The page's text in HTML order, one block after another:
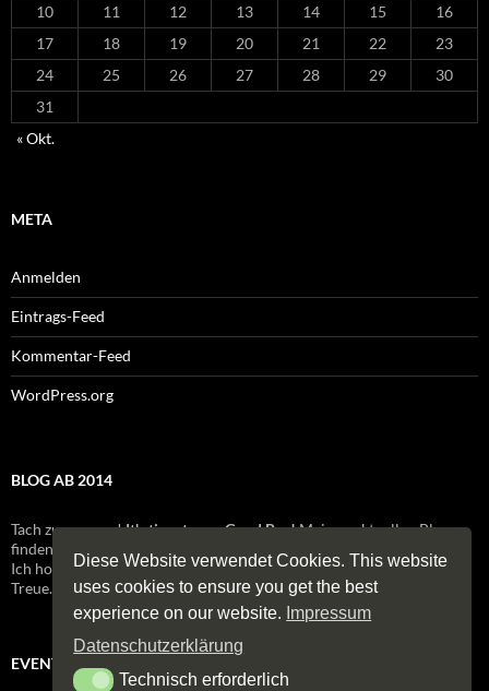
10
11 12 13 14 15
16
17
18 19 20 21 22
23
24
25 26 27 28 29
30
31
« Okt.
META
Anmelden
Eintrags-Feed
Kommentar-Feed
WordPress.org
BLOG AB 2014
Tach zusammen!It's time to say Good Bye!Meinen aktuellen Blog
finden Sie / findest Du ab 2017 unter:
Ich hoffe Sie halten / Ihr haltet mir auch auf dem neuen Blog die
Treue. Es bleibt spannend! Gustav Sommer
EVENTS
Diese Website verwendet Cookies. This website
uses cookies to ensure you get the best
experience on our website. Impressum
Datenschutzerklärung
Technisch erforderlich
Technisch erforderlich